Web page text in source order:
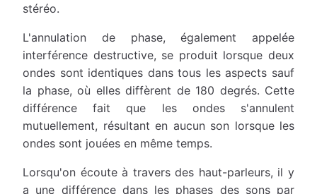
stéréo.
L'annulation de phase, également appelée
interférence destructive, se produit lorsque deux
ondes sont identiques dans tous les aspects sauf
la phase, où elles diffèrent de 180 degrés. Cette
différence fait que les ondes s'annulent
mutuellement, résultant en aucun son lorsque les
ondes sont jouées en même temps.
Lorsqu'on écoute à travers des haut-parleurs, il y
a une différence dans les phases des sons par